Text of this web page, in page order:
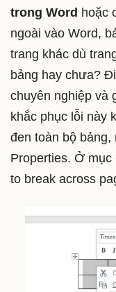
trong Word hoặc
ngoài vào Word,
trang khác dù
bảng hay chưa?
chuyên nghiệp và
khắc phục lỗi này
đen toàn bộ bảng,
Properties. Ở
to break across